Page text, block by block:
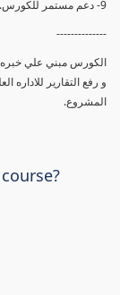
9- دعم مستمر للكورس.
--------------
الكورس مبني علي خبره
و رفع التقارير للاداره
المشروع.